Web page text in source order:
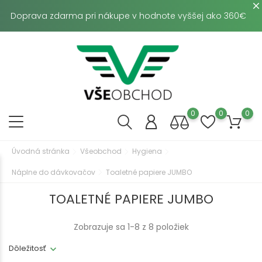
Doprava zdarma pri nákupe v hodnote vyššej ako 360€
0 0 0
Úvodná stránka Všeobchod Hygiena
Náplne do dávkovačov Toaletné papiere JUMBO
TOALETNÉ PAPIERE JUMBO
Dôležitosť
Zobrazuje sa 1-8 z 8 položiek